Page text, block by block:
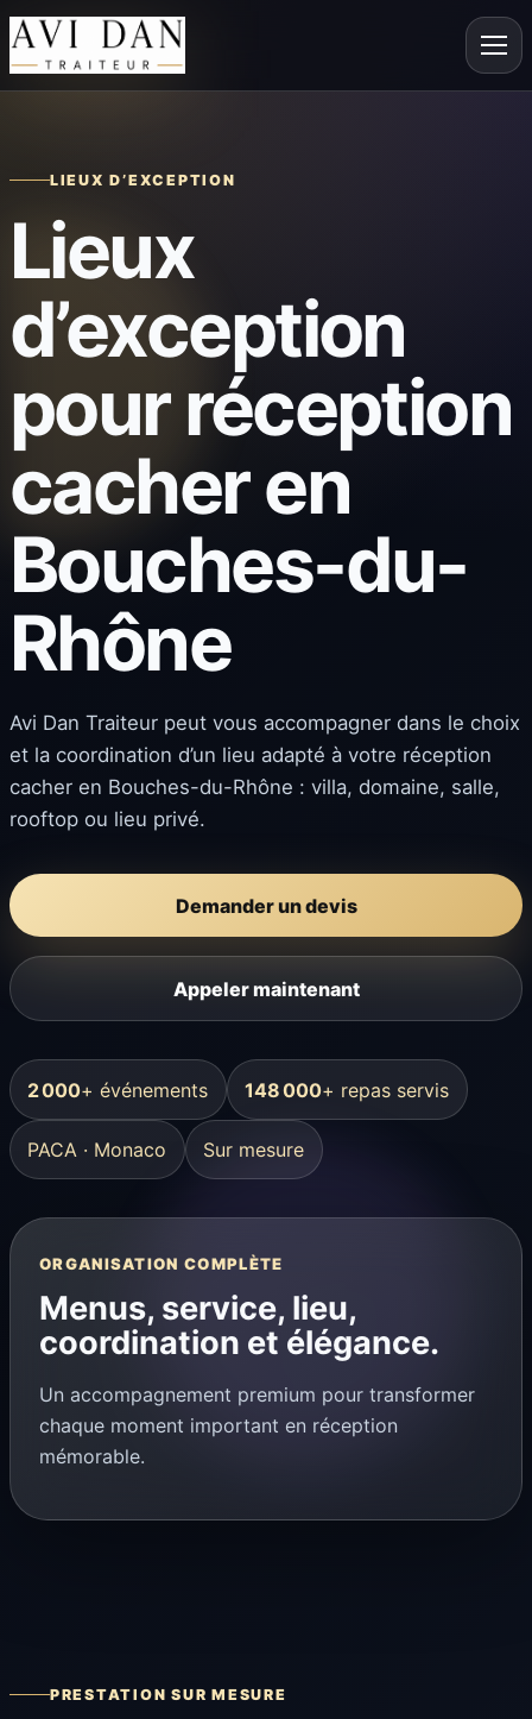
LIEUX D’EXCEPTION
Lieux
d’exception
pour réception
cacher en
Bouches-du-
Rhône
Avi Dan Traiteur peut vous accompagner dans le choix
et la coordination d’un lieu adapté à votre réception
cacher en Bouches-du-Rhône : villa, domaine, salle,
rooftop ou lieu privé.
Demander un devis
Appeler maintenant
2 000+ événements 148 000+ repas servis
PACA · Monaco Sur mesure
ORGANISATION COMPLÈTE
Menus, service, lieu,
coordination et élégance.
Un accompagnement premium pour transformer
chaque moment important en réception
mémorable.
PRESTATION SUR MESURE